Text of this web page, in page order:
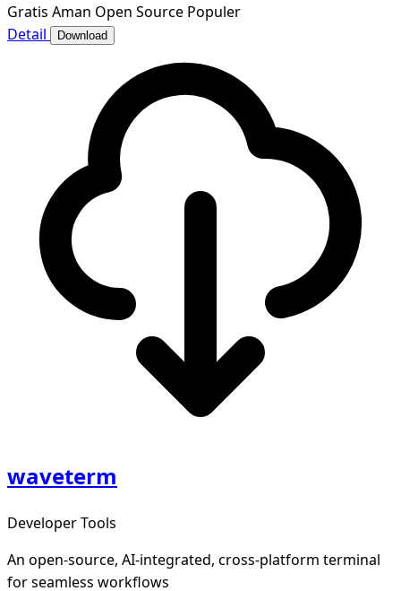
Gratis Aman Open Source Populer
Detail
Download
waveterm
Developer Tools
An open-source, AI-integrated, cross-platform terminal
for seamless workflows